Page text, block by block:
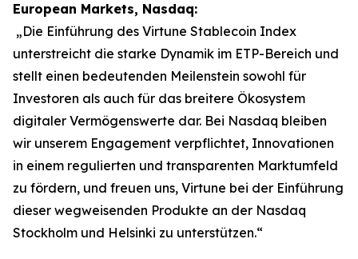
European Markets, Nasdaq:
„Die Einführung des Virtune Stablecoin Index
unterstreicht die starke Dynamik im ETP-Bereich und
stellt einen bedeutenden Meilenstein sowohl für
Investoren als auch für das breitere Ökosystem
digitaler Vermögenswerte dar. Bei Nasdaq bleiben
wir unserem Engagement verpflichtet, Innovationen
in einem regulierten und transparenten Marktumfeld
zu fördern, und freuen uns, Virtune bei der Einführung
dieser wegweisenden Produkte an der Nasdaq
Stockholm und Helsinki zu unterstützen.“